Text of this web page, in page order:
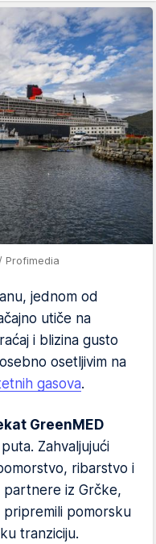
Profimedia
jednom od
utiče na
i blizina gusto
osetljivim na
gasova.
GreenMED
Zahvaljujući
ribarstvo i
partnere iz Grčke,
pripremili pomorsku
tranziciju.